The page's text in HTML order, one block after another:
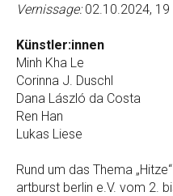
Vernissage:02.10.2024, 19
Künstler:innen
Minh Kha Le
Corinna J. Duschl
Dana László da Costa
Ren Han
Lukas Liese
Rund um das Thema
artburst berlin e.V. vom 2.